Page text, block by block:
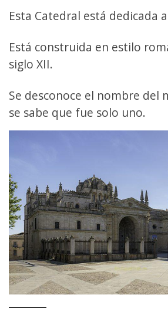
Esta Catedral está dedicada
Está construida en estilo
siglo XII.
Se desconoce el nombre del
se sabe que fue solo uno.